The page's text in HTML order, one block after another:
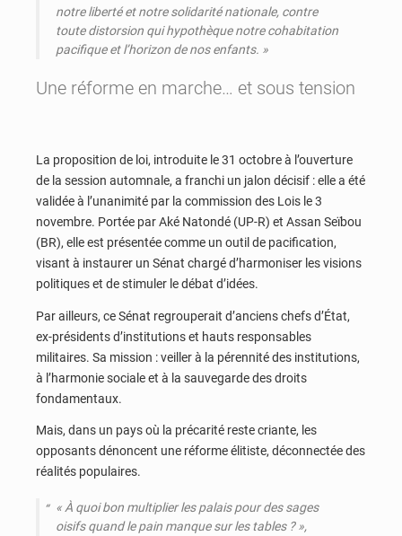
notre liberté et notre solidarité nationale, contre
toute distorsion qui hypothèque notre cohabitation
pacifique et l’horizon de nos enfants. »
Une réforme en marche… et sous tension
La proposition de loi, introduite le 31 octobre à l’ouverture
de la session automnale, a franchi un jalon décisif : elle a été
validée à l’unanimité par la commission des Lois le 3
novembre. Portée par Aké Natondé (UP-R) et Assan Seïbou
(BR), elle est présentée comme un outil de pacification,
visant à instaurer un Sénat chargé d’harmoniser les visions
politiques et de stimuler le débat d’idées.
Par ailleurs, ce Sénat regrouperait d’anciens chefs d’État,
ex-présidents d’institutions et hauts responsables
militaires. Sa mission : veiller à la pérennité des institutions,
à l’harmonie sociale et à la sauvegarde des droits
fondamentaux.
Mais, dans un pays où la précarité reste criante, les
opposants dénoncent une réforme élitiste, déconnectée des
réalités populaires.
« À quoi bon multiplier les palais pour des sages
oisifs quand le pain manque sur les tables ?»,